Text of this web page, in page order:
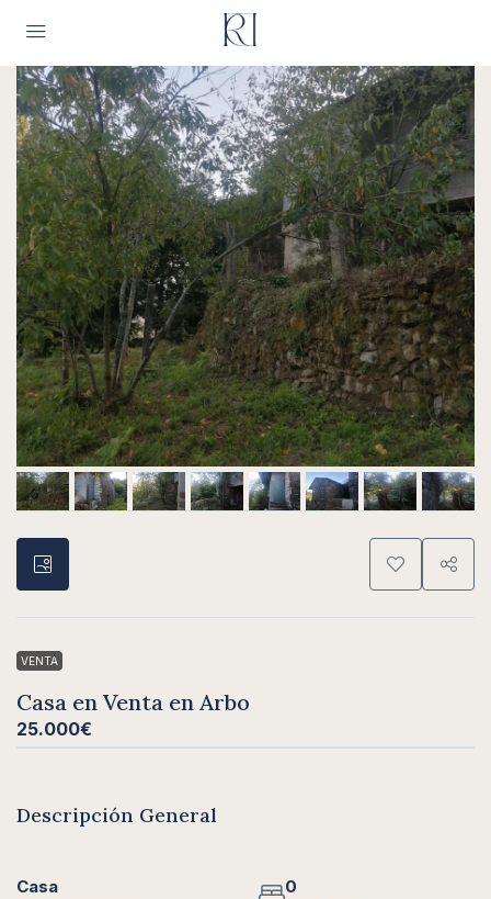
VENTA
Casa en Venta en Arbo
25.000€
Descripción General
Casa 0